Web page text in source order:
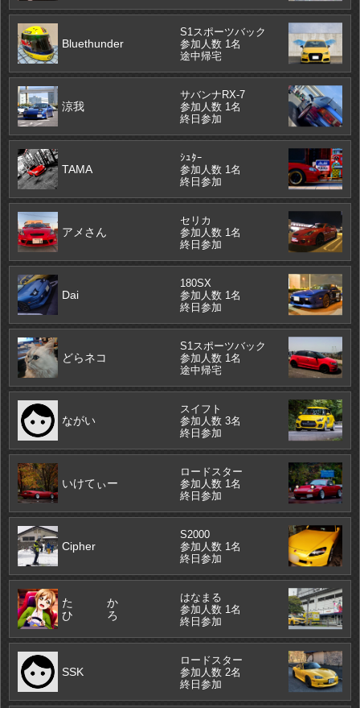
Bluethunder
S1スポーツバック
参加人数 1名
途中帰宅
涼我
サバンナRX-7
参加人数 1名
終日参加
TAMA
ｼｭﾀｰ
参加人数 1名
終日参加
アメさん
セリカ
参加人数 1名
終日参加
Dai
180SX
参加人数 1名
終日参加
どらネコ
S1スポーツバック
参加人数 1名
途中帰宅
ながい
スイフト
参加人数 3名
終日参加
いけてぃー
ロードスター
参加人数 1名
終日参加
Cipher
S2000
参加人数 1名
終日参加
た か
ひ ろ
はなまる
参加人数 1名
終日参加
SSK
ロードスター
参加人数 2名
終日参加